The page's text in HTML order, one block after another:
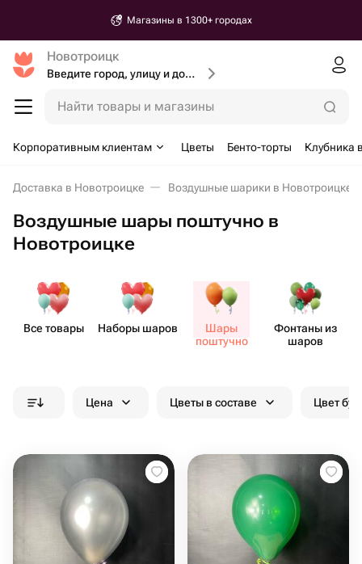
Магазины в 1300+ городах
Новотроицк
Введите город, улицу и дом доставки
Найти товары и магазины
Корпоративным клиентам Цветы Бенто-торты Клубника
Доставка в Новотроицке Воздушные шарики в Новотроицке
Воздушные шары поштучно в
Новотроицке
Все товары Наборы шаров
Шары
поштучно
Фонтаны из
шаров
Цена Цветы в составе Цвет